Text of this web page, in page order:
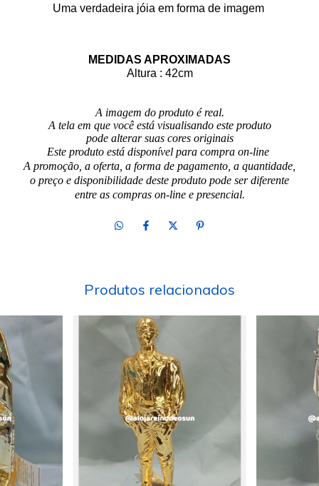
Uma verdadeira jóia em forma de imagem
MEDIDAS APROXIMADAS
Altura : 42cm
A imagem do produto é real.
A tela em que você está visualisando este produto
pode alterar suas cores originais
Este produto está disponível para compra on-line
A promoção, a oferta, a forma de pagamento, a quantidade,
o preço e disponibilidade deste produto pode ser diferente
entre as compras on-line e presencial.
Produtos relacionados